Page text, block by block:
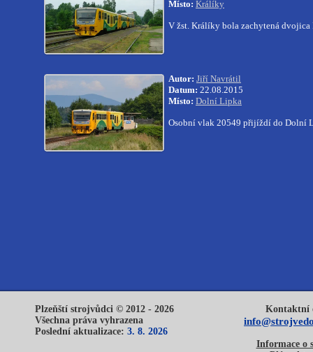
Místo: Králíky
V žst. Králíky bola zachytená
Autor: Jiří Navrátil
Datum: 22.08.2015
Místo: Dolní Lipka
Osobní vlak 20549 přijíždí do Dolní
Plzeňští strojvůdci © 2012 - 2026
Všechna práva vyhrazena
Poslední aktualizace: 3. 8. 2026
Kontaktní
Informace o